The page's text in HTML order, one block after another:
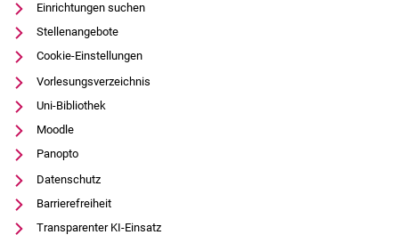
Einrichtungen suchen
Stellenangebote
Cookie-Einstellungen
Vorlesungsverzeichnis
Uni-Bibliothek
Moodle
Panopto
Datenschutz
Barrierefreiheit
Transparenter KI-Einsatz